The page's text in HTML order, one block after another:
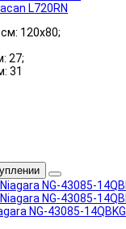
L720RN
120x80;
27;
31
NG-43085-14QBKG